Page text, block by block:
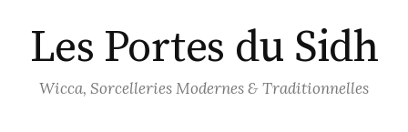
au
contenu
Les Portes du Sidh
Wicca, Sorcelleries Modernes & Traditionnelles